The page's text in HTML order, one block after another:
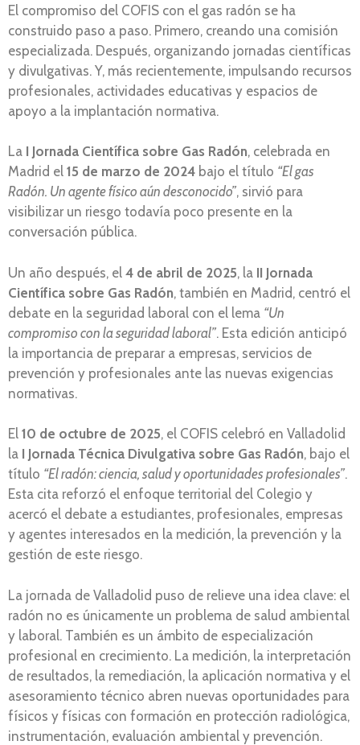
El compromiso del COFIS con el gas radón se ha
construido paso a paso. Primero, creando una comisión
especializada. Después, organizando jornadas científicas
y divulgativas. Y, más recientemente, impulsando recursos
profesionales, actividades educativas y espacios de
apoyo a la implantación normativa.
La I Jornada Científica sobre Gas Radón, celebrada en
Madrid el 15 de marzo de 2024 bajo el título “El gas
Radón. Un agente físico aún desconocido”, sirvió para
visibilizar un riesgo todavía poco presente en la
conversación pública.
Un año después, el 4 de abril de 2025, la II Jornada
Científica sobre Gas Radón, también en Madrid, centró el
debate en la seguridad laboral con el lema “Un
compromiso con la seguridad laboral”. Esta edición anticipó
la importancia de preparar a empresas, servicios de
prevención y profesionales ante las nuevas exigencias
normativas.
El 10 de octubre de 2025, el COFIS celebró en Valladolid
la I Jornada Técnica Divulgativa sobre Gas Radón, bajo el
título “El radón: ciencia, salud y oportunidades profesionales”.
Esta cita reforzó el enfoque territorial del Colegio y
acercó el debate a estudiantes, profesionales, empresas
y agentes interesados en la medición, la prevención y la
gestión de este riesgo.
La jornada de Valladolid puso de relieve una idea clave: el
radón no es únicamente un problema de salud ambiental
y laboral. También es un ámbito de especialización
profesional en crecimiento. La medición, la interpretación
de resultados, la remediación, la aplicación normativa y el
asesoramiento técnico abren nuevas oportunidades para
físicos y físicas con formación en protección radiológica,
instrumentación, evaluación ambiental y prevención.